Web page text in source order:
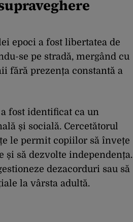
epoci a fost libertatea de
se pe stradă, mergând cu
fără prezența constantă a
fost identificat ca un
și socială. Cercetătorul
le permit copiilor să învețe
și să dezvolte independența.
dezacorduri sau să
la vârsta adultă.